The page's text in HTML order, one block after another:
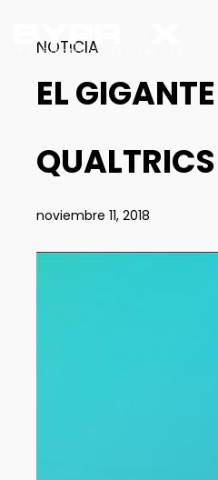
NOTICIA
EL
noviembre 11, 2018